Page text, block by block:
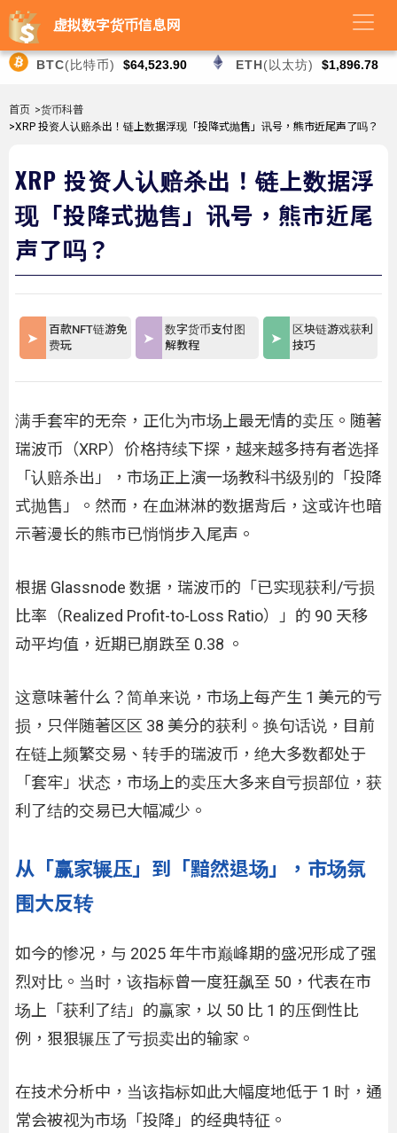
虚拟数字货币信息网
BTC(比特币) $64,523.90 ETH(以太坊) $1,896.78
首页 >货币科普
>XRP 投资人认赔杀出！链上数据浮现「投降式抛售」讯号，熊市近尾声了吗？
XRP 投资人认赔杀出！链上数据浮
现「投降式抛售」讯号，熊市近尾
声了吗？
百款NFT链游免
费玩
数字货币支付图
解教程
区块链游戏获利
技巧
满手套牢的无奈，正化为市场上最无情的卖压。随著
瑞波币（XRP）价格持续下探，越来越多持有者选择
「认赔杀出」，市场正上演一场教科书级别的「投降
式抛售」。然而，在血淋淋的数据背后，这或许也暗
示著漫长的熊市已悄悄步入尾声。
根据 Glassnode 数据，瑞波币的「已实现获利/亏损
比率（Realized Profit-to-Loss Ratio）」的 90 天移
动平均值，近期已崩跌至 0.38 。
这意味著什么？简单来说，市场上每产生 1 美元的亏
损，只伴随著区区 38 美分的获利。换句话说，目前
在链上频繁交易、转手的瑞波币，绝大多数都处于
「套牢」状态，市场上的卖压大多来自亏损部位，获
利了结的交易已大幅减少。
从「赢家辗压」到「黯然退场」，市场氛
围大反转
如今的惨况，与 2025 年牛市巅峰期的盛况形成了强
烈对比。当时，该指标曾一度狂飙至 50，代表在市
场上「获利了结」的赢家，以 50 比 1 的压倒性比
例，狠狠辗压了亏损卖出的输家。
在技术分析中，当该指标如此大幅度地低于 1 时，通
常会被视为市场「投降」的经典特征。